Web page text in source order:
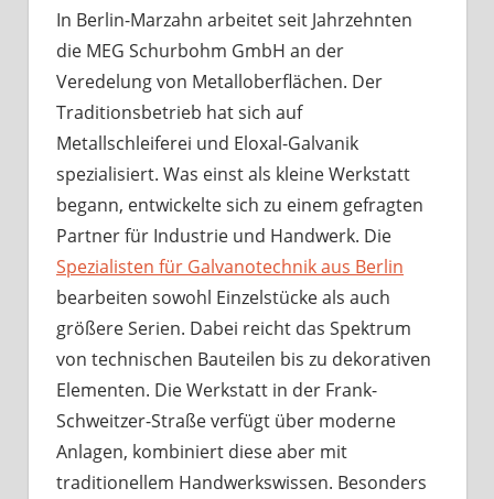
In Berlin-Marzahn arbeitet seit Jahrzehnten
die MEG Schurbohm GmbH an der
Veredelung von Metalloberflächen. Der
Traditionsbetrieb hat sich auf
Metallschleiferei und Eloxal-Galvanik
spezialisiert. Was einst als kleine Werkstatt
begann, entwickelte sich zu einem gefragten
Partner für Industrie und Handwerk. Die
Spezialisten für Galvanotechnik aus Berlin
bearbeiten sowohl Einzelstücke als auch
größere Serien. Dabei reicht das Spektrum
von technischen Bauteilen bis zu dekorativen
Elementen. Die Werkstatt in der Frank-
Schweitzer-Straße verfügt über moderne
Anlagen, kombiniert diese aber mit
traditionellem Handwerkswissen. Besonders